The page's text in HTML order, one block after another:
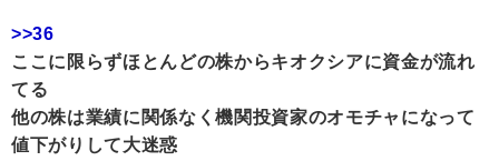
>>36
ここに限らずほとんどの株からキオクシアに資金が流れ
てる
他の株は業績に関係なく機関投資家のオモチャになって
値下がりして大迷惑